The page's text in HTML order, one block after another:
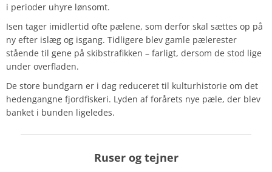
i perioder uhyre lønsomt.
Isen tager imidlertid ofte pælene, som derfor skal sættes op på
ny efter islæg og isgang. Tidligere blev gamle pælerester
stående til gene på skibstrafikken – farligt, dersom de stod lige
under overfladen.
De store bundgarn er i dag reduceret til kulturhistorie om det
hedengangne fjordfiskeri. Lyden af forårets nye pæle, der blev
banket i bunden ligeledes.
Ruser og tejner